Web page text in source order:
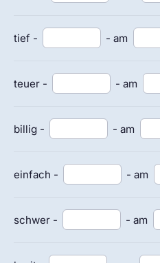
tief - - am
teuer - - am
billig - - am
einfach - - am
schwer - - am